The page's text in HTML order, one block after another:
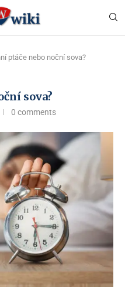
ptáče nebo noční sova?
sova?
0 comments